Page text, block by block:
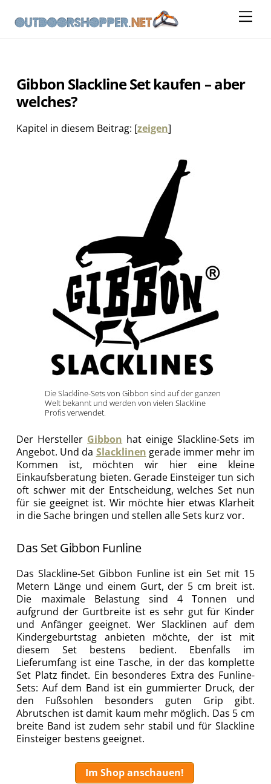
content
Gibbon Slackline Set kaufen – aber
welches?
Kapitel in diesem Beitrag: [zeigen]
Die Slackline-Sets von Gibbon sind auf der ganzen
Welt bekannt und werden von vielen Slackline
Profis verwendet.
Der Hersteller Gibbon hat einige Slackline-Sets im
Angebot. Und da Slacklinen gerade immer mehr im
Kommen ist, möchten wir hier eine kleine
Einkaufsberatung bieten. Gerade Einsteiger tun sich
oft schwer mit der Entscheidung, welches Set nun
für sie geeignet ist. Wir möchte hier etwas Klarheit
in die Sache bringen und stellen alle Sets kurz vor.
Das Set Gibbon Funline
Das Slackline-Set Gibbon Funline ist ein Set mit 15
Metern Länge und einem Gurt, der 5 cm breit ist.
Die maximale Belastung sind 4 Tonnen und
aufgrund der Gurtbreite ist es sehr gut für Kinder
und Anfänger geeignet. Wer Slacklinen auf dem
Kindergeburtstag anbieten möchte, der ist mit
diesem Set bestens bedient. Ebenfalls im
Lieferumfang ist eine Tasche, in der das komplette
Set Platz findet. Ein besonderes Extra des Funline-
Sets: Auf dem Band ist ein gummierter Druck, der
den Fußsohlen besonders guten Grip gibt.
Abrutschen ist damit kaum mehr möglich. Das 5 cm
breite Band ist zudem sehr stabil und für Slackline
Einsteiger bestens geeignet.
Im Shop anschauen!